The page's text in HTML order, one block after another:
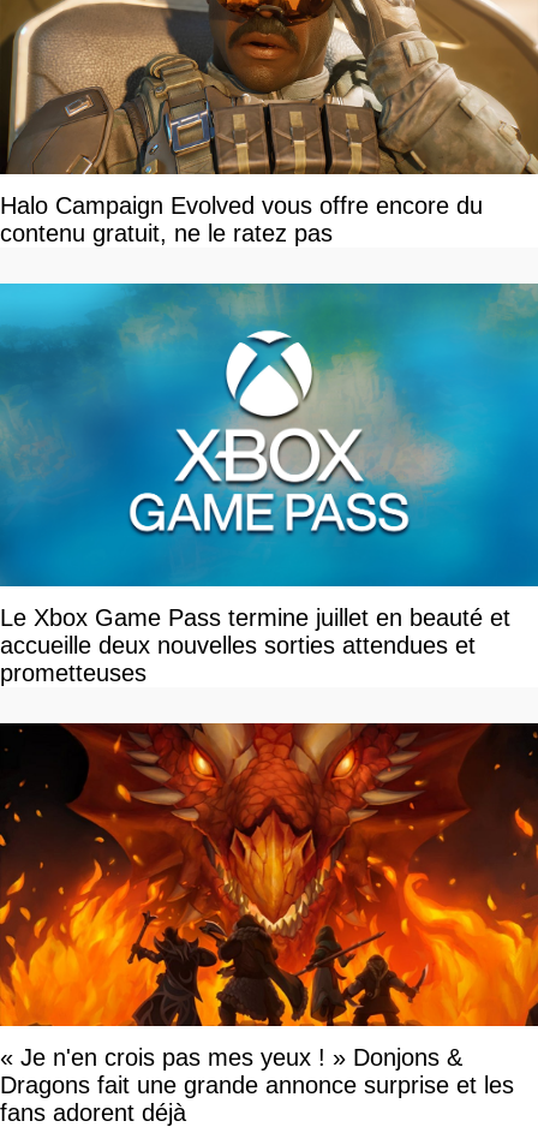
Halo Campaign Evolved vous offre encore du
contenu gratuit, ne le ratez pas
Le Xbox Game Pass termine juillet en beauté et
accueille deux nouvelles sorties attendues et
prometteuses
« Je n'en crois pas mes yeux ! » Donjons &
Dragons fait une grande annonce surprise et les
fans adorent déjà